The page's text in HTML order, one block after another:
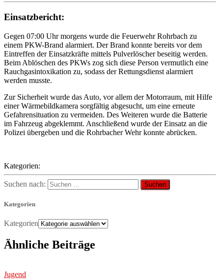
Einsatzbericht:
Gegen 07:00 Uhr morgens wurde die Feuerwehr Rohrbach zu
einem PKW-Brand alarmiert. Der Brand konnte bereits vor dem
Eintreffen der Einsatzkräfte mittels Pulverlöscher beseitig werden.
Beim Ablöschen des PKWs zog sich diese Person vermutlich eine
Rauchgasintoxikation zu, sodass der Rettungsdienst alarmiert
werden musste.
Zur Sicherheit wurde das Auto, vor allem der Motorraum, mit Hilfe
einer Wärmebildkamera sorgfältig abgesucht, um eine erneute
Gefahrensituation zu vermeiden. Des Weiteren wurde die Batterie
im Fahrzeug abgeklemmt. Anschließend wurde der Einsatz an die
Polizei übergeben und die Rohrbacher Wehr konnte abrücken.
Kategorien:
Suchen nach:
Kategorien
Kategorien
Ähnliche Beiträge
Jugend